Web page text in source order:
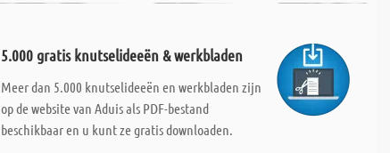
5.000 gratis knutselideeën & werkbladen
Meer dan 5.000 knutselideeën en werkbladen zijn
op de website van Aduis als PDF-bestand
beschikbaar en u kunt ze gratis downloaden.